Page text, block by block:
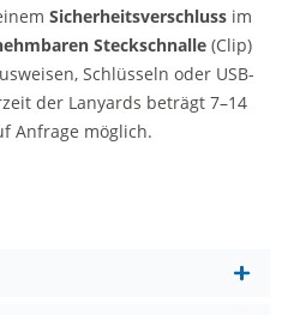
Sicherheitsverschluss im
Steckschnalle (Clip)
Schlüsseln oder USB-
der Lanyards beträgt 7–14
Anfrage möglich.